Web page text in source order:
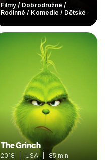
Filmy / Dobrodružné /
Rodinné / Komedie / Dětské
The Grinch
2018 | USA | 85 min